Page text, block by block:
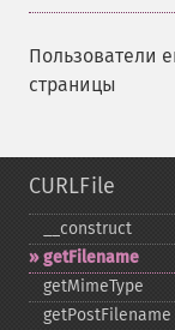
Пользователи
страницы
CURLFile
_​_​construct
getFilename
getMimeType
getPostFilename